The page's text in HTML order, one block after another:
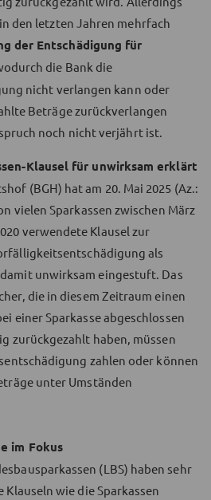
den letzten Jahren mehrfach
der Entschädigung für
die Bank die
nicht verlangen kann oder
Beträge zurückverlangen
noch nicht verjährt ist.
Klausel für unwirksam erklärt
(BGH) hat am 20. Mai 2025 (Az.:
vielen Sparkassen zwischen März
verwendete Klausel zur
als
unwirksam eingestuft. Das
die in diesem Zeitraum einen
einer Sparkasse abgeschlossen
zurückgezahlt haben, müssen
zahlen oder können
unter Umständen
im Fokus
(LBS) haben sehr
wie die Sparkassen